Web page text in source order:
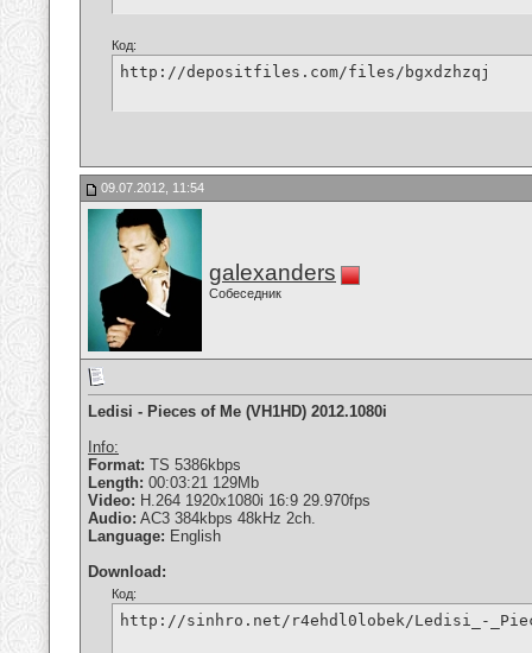
Код:
http://depositfiles.com/files/bgxdzhzqj
09.07.2012, 11:54
galexanders
Собеседник
Ledisi - Pieces of Me (VH1HD) 2012.1080i
Info:
Format: TS 5386kbps
Length: 00:03:21 129Mb
Video: H.264 1920x1080i 16:9 29.970fps
Audio: AC3 384kbps 48kHz 2ch.
Language: English
Download:
Код:
http://sinhro.net/r4ehdl0lobek/Ledisi_-